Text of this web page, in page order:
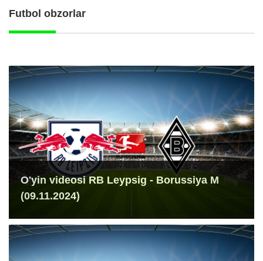
Futbol obzorlar
O'yin videosi RB Leypsig - Borussiya M
(09.11.2024)